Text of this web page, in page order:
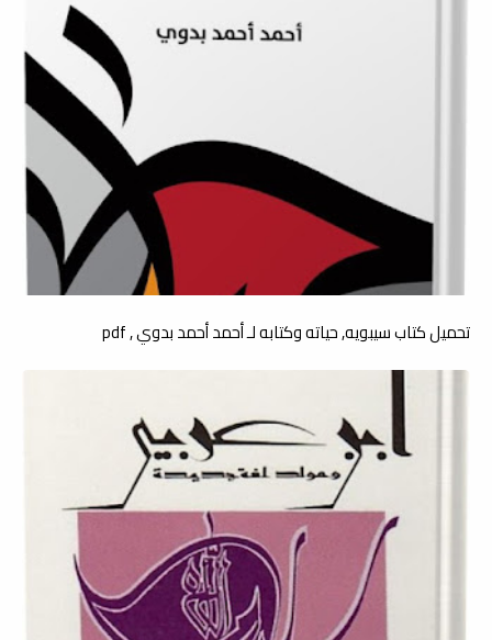
تحميل كتاب سيبويه, حياته وكتابه لـ أحمد أحمد بدوي , pdf